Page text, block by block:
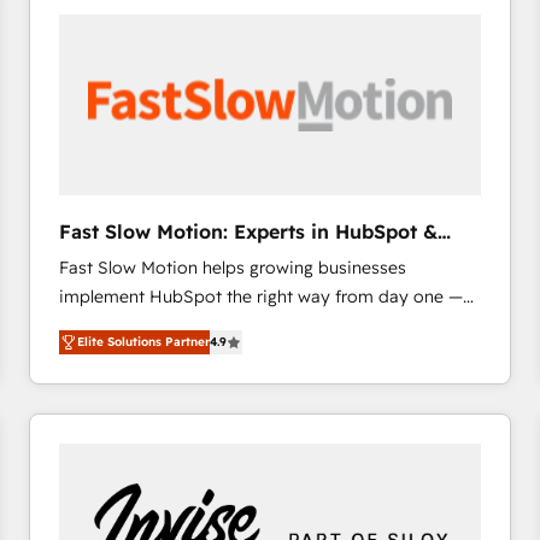
scale. 🏆 HubSpot’s CEO called us “the partner of the
future.” Others agree it is proof of trust built through
Fast Slow Motion: Experts in HubSpot &
Salesforce
Fast Slow Motion helps growing businesses
implement HubSpot the right way from day one —
with the flexibility to scale as complexity increases.
Highly certified in both HubSpot and Salesforce, we
bring deep experience in CRM implementation,
integrations, and data migration across modern
combines strong technical execution with real
business perspective. Many of our consultants have
Elite Solutions Partner4.9